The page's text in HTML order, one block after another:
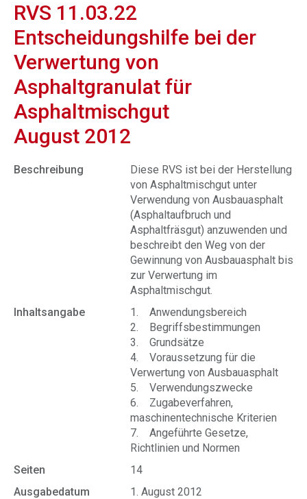
RVS 11.03.22
Entscheidungshilfe bei der
Verwertung von
Asphaltgranulat für
Asphaltmischgut
August 2012
Beschreibung
Diese RVS ist bei der Herstellung
von Asphaltmischgut unter
Verwendung von Ausbauasphalt
(Asphaltaufbruch und
Asphaltfräsgut) anzuwenden und
beschreibt den Weg von der
Gewinnung von Ausbauasphalt bis
zur Verwertung im
Asphaltmischgut.
Inhaltsangabe
1. Anwendungsbereich
2. Begriffsbestimmungen
3. Grundsätze
4. Voraussetzung für die
Verwertung von Ausbauasphalt
5. Verwendungszwecke
6. Zugabeverfahren,
maschinentechnische Kriterien
7. Angeführte Gesetze,
Richtlinien und Normen
Seiten
14
Ausgabedatum
1. August 2012